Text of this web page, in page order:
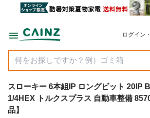
ログイン
スローキー 6本組IP ロングビット 20IP
1/4HEX トルクスプラス 自動車整備
品】